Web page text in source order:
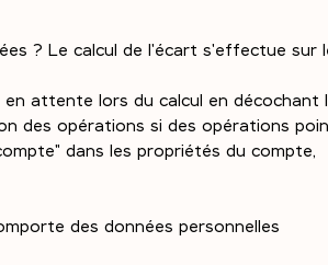
? Le calcul de l'écart s'effectue sur
attente lors du calcul en décochant
des opérations si des opérations
dans les propriétés du compte,
des données personnelles